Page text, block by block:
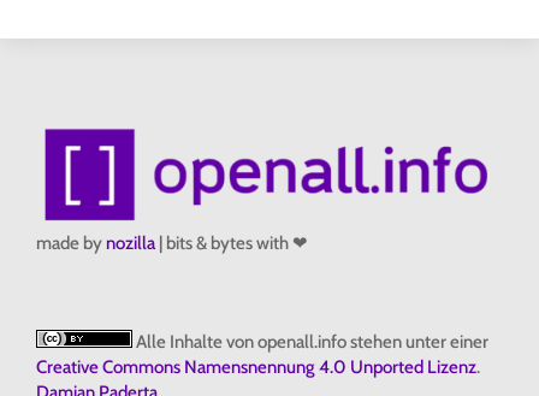
made bynozilla | bits & bytes with ❤
Alle Inhalte von openall.info stehen unter einer
Creative Commons Namensnennung 4.0 Unported Lizenz.